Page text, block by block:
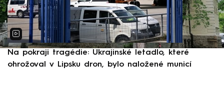
Na pokraji tragédie: Ukrajinské letadlo, které
ohrožoval v Lipsku dron, bylo naložené municí